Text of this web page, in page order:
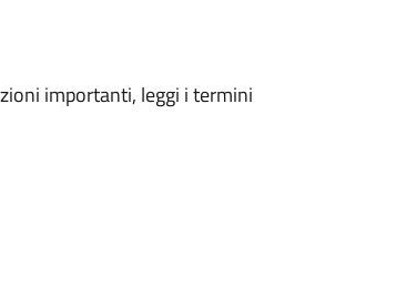
importanti, leggi i termini